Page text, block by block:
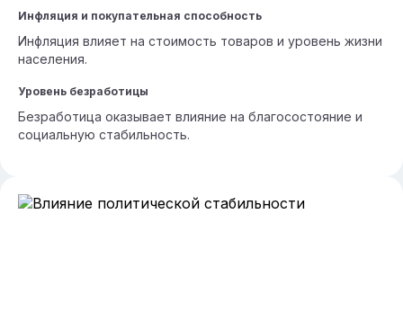
Инфляция и покупательная способность
Инфляция влияет на стоимость товаров и уровень жизни
населения.
Уровень безработицы
Безработица оказывает влияние на благосостояние и
социальную стабильность.